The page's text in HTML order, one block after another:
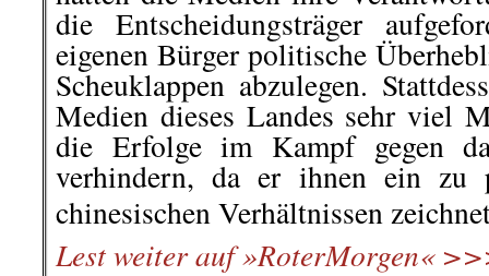
die Entscheidungsträger
eigenen Bürger politische
Scheuklappen abzulegen.
Medien dieses Landes sehr viel
die Erfolge im Kampf gegen
verhindern, da er ihnen ein zu
chinesischen Verhältnissen
Lest weiter auf »RoterMorgen«